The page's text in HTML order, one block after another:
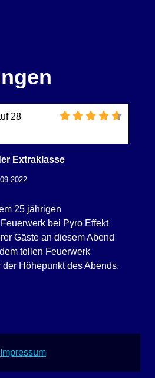
28
Extraklasse
25 jährigen
bei Pyro Effekt
Gäste an diesem Abend
tollen Feuerwerk
Höhepunkt des Abends.
Impressum